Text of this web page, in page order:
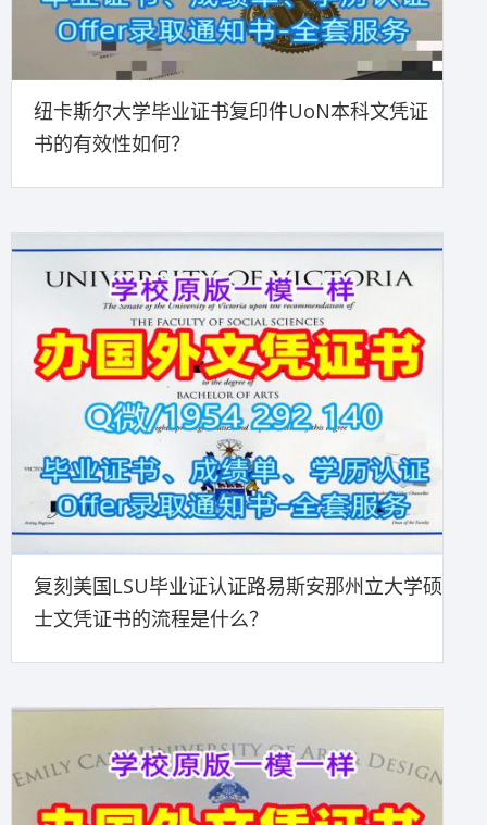
纽卡斯尔大学毕业证书复印件UoN本科文凭证
书的有效性如何？
复刻美国LSU毕业证认证路易斯安那州立大学硕
士文凭证书的流程是什么？